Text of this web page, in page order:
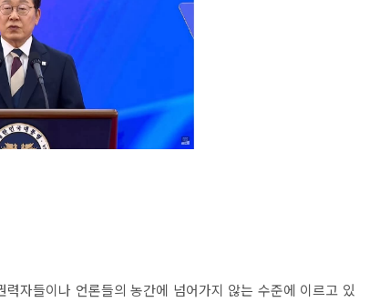
자들이나 언론들의 농간에 넘어가지 않는 수준에 이르고 있